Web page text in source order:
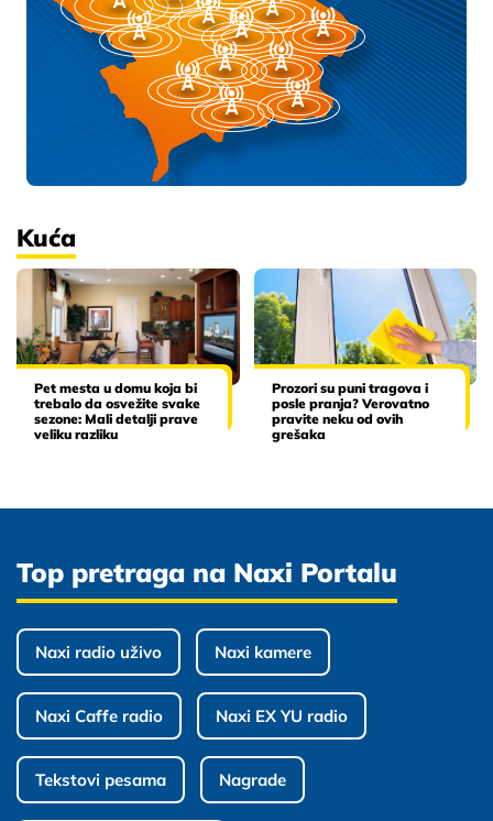
Kuća
Pet mesta u domu koja bi
trebalo da osvežite svake
sezone: Mali detalji prave
veliku razliku
Prozori su puni tragova i
posle pranja? Verovatno
pravite neku od ovih
grešaka
Top pretraga na Naxi Portalu
Naxi radio uživo Naxi kamere
Naxi Caffe radio Naxi EX YU radio
Tekstovi pesama Nagrade